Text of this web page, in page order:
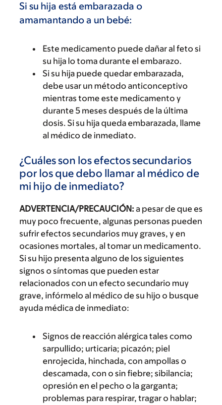
Si su hija está embarazada o
amamantando a un bebé:
Este medicamento puede dañar al feto si
su hija lo toma durante el embarazo.
Si su hija puede quedar embarazada,
debe usar un método anticonceptivo
mientras tome este medicamento y
durante 5 meses después de la última
dosis. Si su hija queda embarazada, llame
al médico de inmediato.
¿Cuáles son los efectos secundarios
por los que debo llamar al médico de
mi hijo de inmediato?
ADVERTENCIA/PRECAUCIÓN: a pesar de que es
muy poco frecuente, algunas personas pueden
sufrir efectos secundarios muy graves, y en
ocasiones mortales, al tomar un medicamento.
Si su hijo presenta alguno de los siguientes
signos o síntomas que pueden estar
relacionados con un efecto secundario muy
grave, infórmelo al médico de su hijo o busque
ayuda médica de inmediato:
Signos de reacción alérgica tales como
sarpullido; urticaria; picazón; piel
enrojecida, hinchada, con ampollas o
descamada, con o sin fiebre; sibilancia;
opresión en el pecho o la garganta;
problemas para respirar, tragar o hablar;